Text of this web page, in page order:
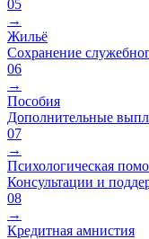
05
→
Жильё
Сохранение
06
→
Пособия
Дополнительные
07
→
Психологическая
Консультации и
08
→
Кредитная амнистия